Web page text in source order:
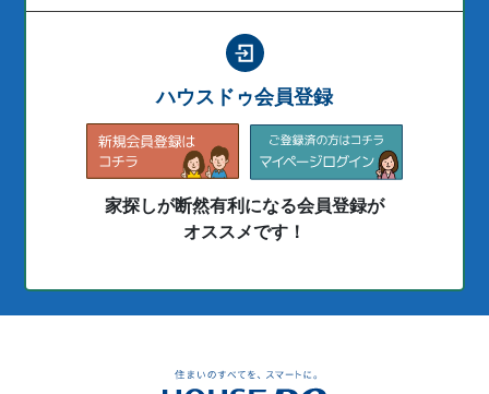
ハウスドゥ会員登録
家探しが断然有利になる会員登録が
オススメです！